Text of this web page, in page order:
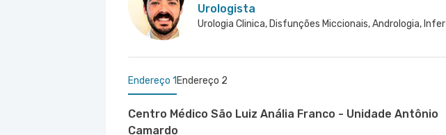
Urologista
Endereço 1 Endereço 2
Centro Médico São Luiz Anália Franco - Unidade Antônio
Camardo